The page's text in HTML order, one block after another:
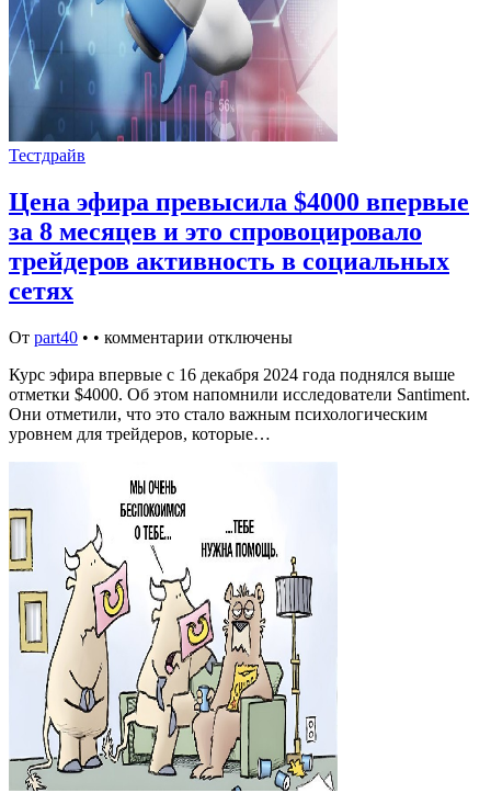
Тестдрайв
Цена эфира превысила $4000 впервые
за 8 месяцев и это спровоцировало
трейдеров активность в социальных
сетях
От part40 • • комментарии отключены
Курс эфира впервые с 16 декабря 2024 года поднялся выше
отметки $4000. Об этом напомнили исследователи Santiment.
Они отметили, что это стало важным психологическим
уровнем для трейдеров, которые…